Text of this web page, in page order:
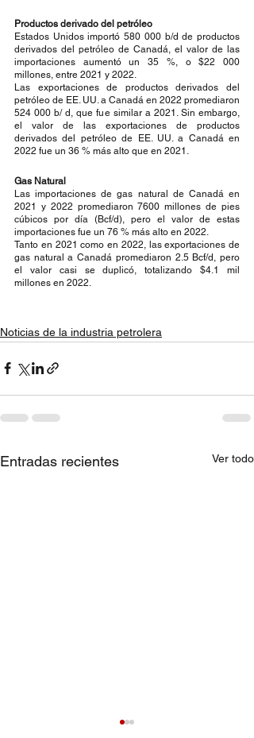
Productos derivado del petróleo
Estados Unidos importó 580 000 b/d de productos
derivados del petróleo de Canadá, el valor de las
importaciones aumentó un 35 %, o $22 000
millones, entre 2021 y 2022.
Las exportaciones de productos derivados del
petróleo de EE. UU. a Canadá en 2022 promediaron
524 000 b/ d, que fue similar a 2021. Sin embargo,
el valor de las exportaciones de productos
derivados del petróleo de EE. UU. a Canadá en
2022 fue un 36 % más alto que en 2021.
Gas Natural
Las importaciones de gas natural de Canadá en
2021 y 2022 promediaron 7600 millones de pies
cúbicos por día (Bcf/d), pero el valor de estas
importaciones fue un 76 % más alto en 2022.
Tanto en 2021 como en 2022, las exportaciones de
gas natural a Canadá promediaron 2.5 Bcf/d, pero
el valor casi se duplicó, totalizando $4.1 mil
millones en 2022.
Noticias de la industria petrolera
Entradas recientes Ver todo